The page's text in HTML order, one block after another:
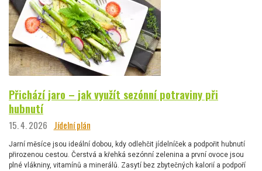
Přichází jaro – jak využít sezónní potraviny při
hubnutí
15. 4. 2026 Jídelní plán
Jarní měsíce jsou ideální dobou, kdy odlehčit jídelníček a podpořit hubnutí
přirozenou cestou. Čerstvá a křehká sezónní zelenina a první ovoce jsou
plné vlákniny, vitamínů a minerálů. Zasytí bez zbytečných kalorií a podpoří